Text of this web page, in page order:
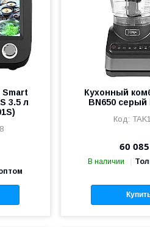
Smart
3.5 л
Кухонный
BN650 серый
60
В наличии